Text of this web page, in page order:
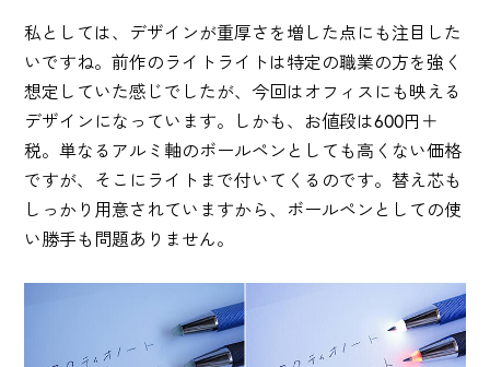
私としては、デザインが重厚さを増した点にも注目した
いですね。前作のライトライトは特定の職業の方を強く
想定していた感じでしたが、今回はオフィスにも映える
デザインになっています。しかも、お値段は600円＋
税。単なるアルミ軸のボールペンとしても高くない価格
ですが、そこにライトまで付いてくるのです。替え芯も
しっかり用意されていますから、ボールペンとしての使
い勝手も問題ありません。